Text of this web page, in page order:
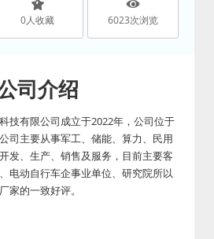
0人收藏 6023次浏览
司介绍
技有限公司成立于2022年，公司位于
司主要从事军工、储能、算力、民用
发、生产、销售及服务，目前主要客
电动自行车企事业单位、研究院所以
家的一致好评。